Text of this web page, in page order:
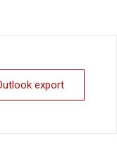
export